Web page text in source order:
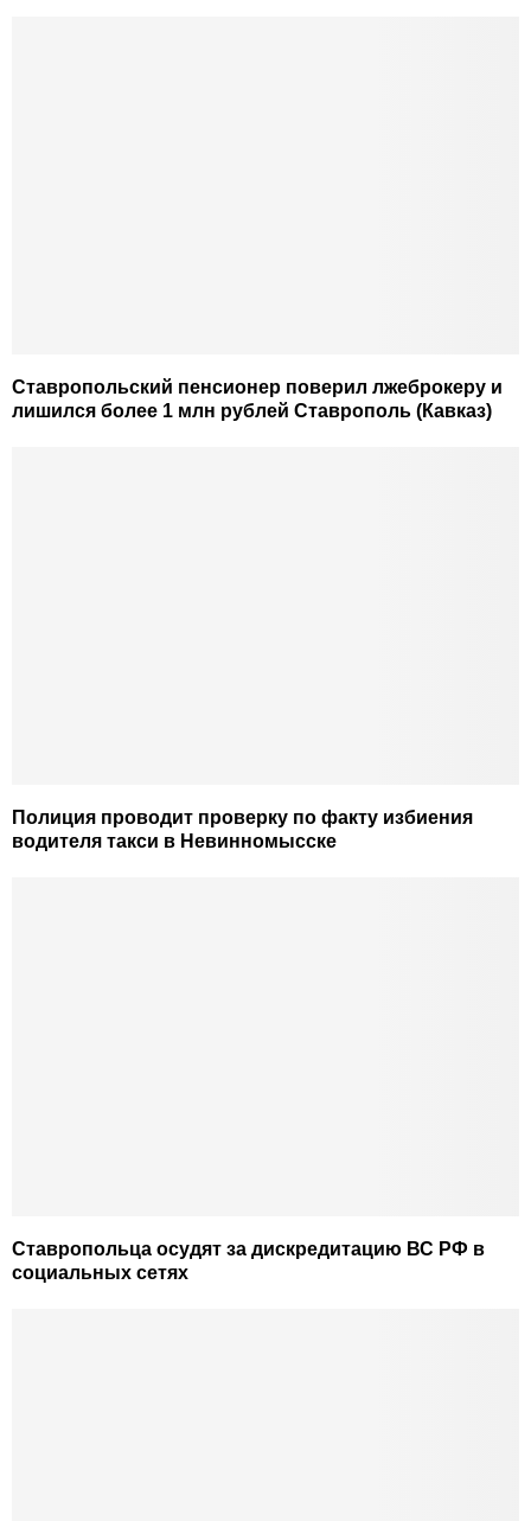
Ставропольский пенсионер поверил лжеброкеру и
лишился более 1 млн рублей Ставрополь (Кавказ)
Полиция проводит проверку по факту избиения
водителя такси в Невинномысске
Ставропольца осудят за дискредитацию ВС РФ в
социальных сетях